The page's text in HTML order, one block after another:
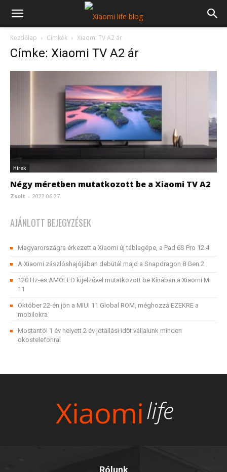
Kezdőlap Címkék Xiaomi TV A2 ár
Címke: Xiaomi TV A2 ár
Hírek
Négy méretben mutatkozott be a Xiaomi TV A2
Zsolt - 2022.06.27.
AJÁNLOTT BEJEGYZÉSEK
Magyarországra érkezett a Xiaomi új táblagépe, a Pad 6S Pro 12.4
A Xiaomi zászlóshajójában debütál majd a Snapdragon 8 Gen 2
120 Hz-es AMOLED kijelzővel mutatkozott be Kínában a Xiaomi Mi
11
Október 22-én jön a MIUI 11 Global ROM, méghozzá EZEKRE a
mobilokra
Mostantól 1 év helyett 2 év jótállási időt vállalunk minden
okostelefonra!